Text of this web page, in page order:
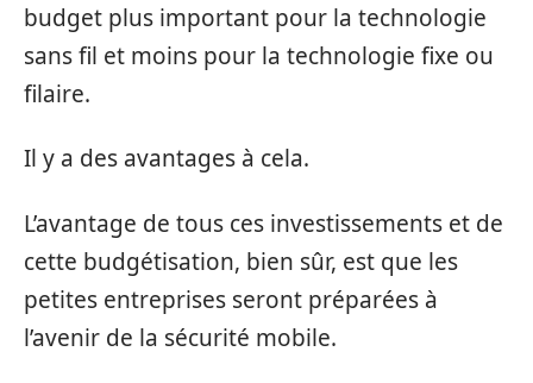
budget plus important pour la technologie
sans fil et moins pour la technologie fixe ou
filaire.
Il y a des avantages à cela.
L’avantage de tous ces investissements et de
cette budgétisation, bien sûr, est que les
petites entreprises seront préparées à
l’avenir de la sécurité mobile.